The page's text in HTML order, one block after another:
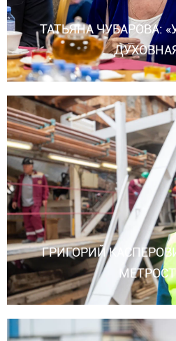
ТАТЬЯНА ЧУБАРОВА:
ГРИГОРИЙ